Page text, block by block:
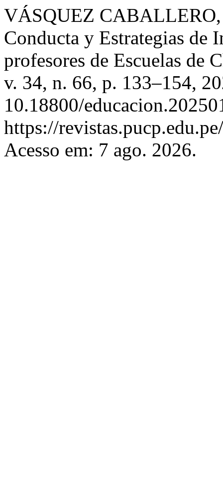
VÁSQUEZ CABALLERO,
Conducta y Estrategias de
profesores de Escuelas de
v. 34, n. 66, p. 133–154,
10.18800/
https://
Acesso em: 7 ago. 2026.